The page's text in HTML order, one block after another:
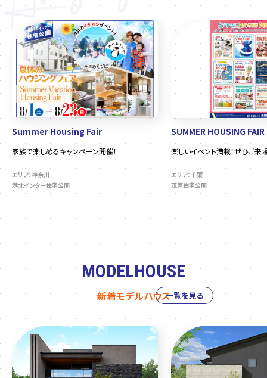
Summer Housing Fair
家族で楽しめるキャンペーン開催！
エリア：神奈川
港北インター住宅公園
SUMMER HOUSING FAIR
楽しいイベント満載！ぜひご来
エリア：千葉
茂原住宅公園
MODELHOUSE
新着モデルハウス一覧を見る